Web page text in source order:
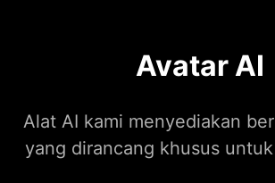
Avatar AI
Alat AI kami menyediakan
yang dirancang khusus